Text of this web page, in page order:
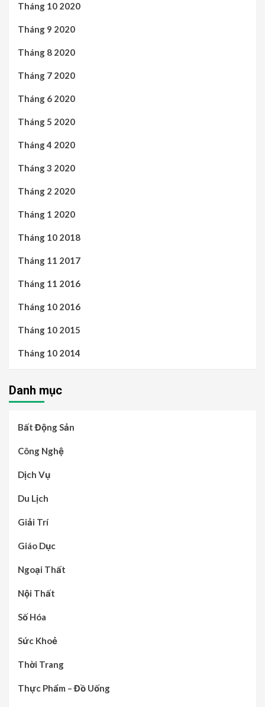
Tháng 10 2020
Tháng 9 2020
Tháng 8 2020
Tháng 7 2020
Tháng 6 2020
Tháng 5 2020
Tháng 4 2020
Tháng 3 2020
Tháng 2 2020
Tháng 1 2020
Tháng 10 2018
Tháng 11 2017
Tháng 11 2016
Tháng 10 2016
Tháng 10 2015
Tháng 10 2014
Danh mục
Bất Động Sản
Công Nghệ
Dịch Vụ
Du Lịch
Giải Trí
Giáo Dục
Ngoại Thất
Nội Thất
Số Hóa
Sức Khoẻ
Thời Trang
Thực Phẩm – Đồ Uống